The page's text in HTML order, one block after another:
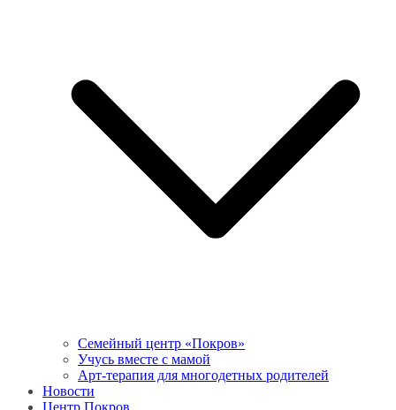
Семейный центр «Покров»
Учусь вместе с мамой
Арт-терапия для многодетных родителей
Новости
Центр Покров